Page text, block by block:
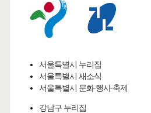
서울특별시 누리집
서울특별시 새소식
서울특별시 문화·행사·축제
강남구 누리집